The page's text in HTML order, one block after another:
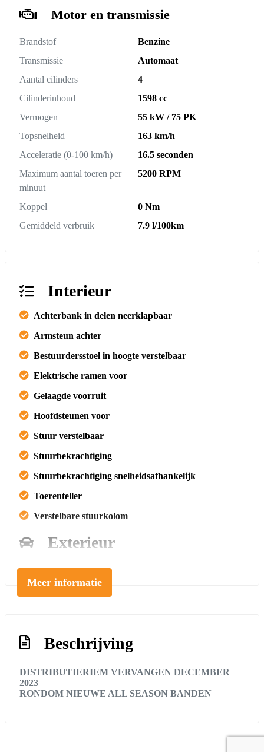
Motor en transmissie
Brandstof
Benzine
Transmissie
Automaat
Aantal cilinders
4
Cilinderinhoud
1598 cc
Vermogen
55 kW / 75 PK
Topsnelheid
163 km/h
Acceleratie (0-100 km/h)
16.5 seconden
Maximum aantal toeren per
minuut
5200 RPM
Koppel
0 Nm
Gemiddeld verbruik
7.9 l/100km
Interieur
Achterbank in delen neerklapbaar
Armsteun achter
Bestuurdersstoel in hoogte verstelbaar
Elektrische ramen voor
Gelaagde voorruit
Hoofdsteunen voor
Stuur verstelbaar
Stuurbekrachtiging
Stuurbekrachtiging snelheidsafhankelijk
Toerenteller
Verstelbare stuurkolom
Exterieur
Achterruitwisser en sproeier
Buitenspiegels elektrisch verstel- en verwarmbaar
Centrale vergrendeling met afstandsbediening
Getint glas
Koplampen in hoogte verstelbaar
Meer informatie
Beschrijving
DISTRIBUTIERIEM VERVANGEN DECEMBER
2023
RONDOM NIEUWE ALL SEASON BANDEN